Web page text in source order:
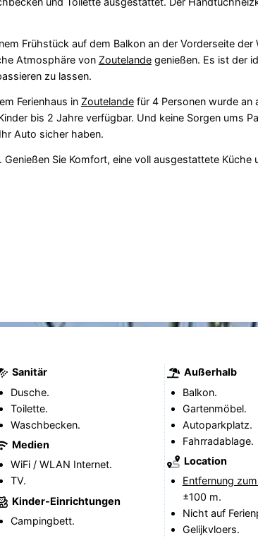
Frühstück auf dem Balkon an der Vorderseite der
Atmosphäre von Zoutelandegenießen. Es ist der
zu lassen.
Ferienhaus in Zoutelandefür 4 Personen wurde an
bis 2 Jahre verfügbar. Und keine Sorgen ums
Auto sicher haben.
Sie Komfort, eine voll ausgestattete Küche
Sanitär
Dusche.
Toilette.
Waschbecken.
Medien
WiFi / WLAN Internet.
TV.
Kinder-Einrichtungen
Campingbett.
Außerhalb
Balkon.
Gartenmöbel.
Autoparkplatz.
Fahrradablage.
Location
Entfernung
±100 m.
Nicht auf
Gelijkvloers.